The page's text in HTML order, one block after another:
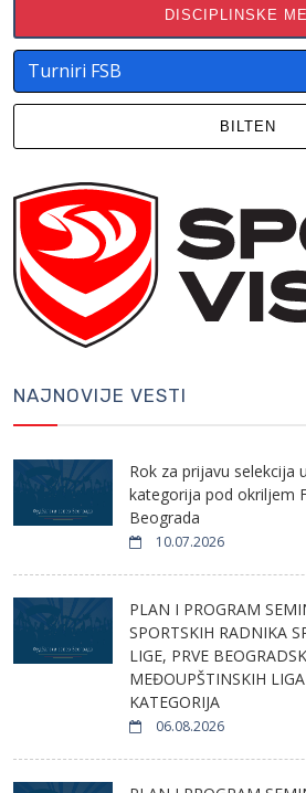
DISCIPLINSKE
BILTEN
NAJNOVIJE VESTI
Rok za prijavu selekcija
kategorija pod okriljem
Beograda
10.07.2026
PLAN I PROGRAM
SPORTSKIH RADNIKA
LIGE, PRVE
MEĐOUPŠTINSKIH
KATEGORIJA
06.08.2026